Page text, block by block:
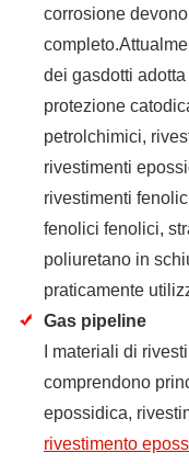
corrosione
dei gasdotti
protezione
petrolchimici,
rivestimenti
rivestimenti
fenolici fenolici,
poliuretano in
praticamente
Gas pipeline
I materiali di
comprendono
epossidica,
rivestimento